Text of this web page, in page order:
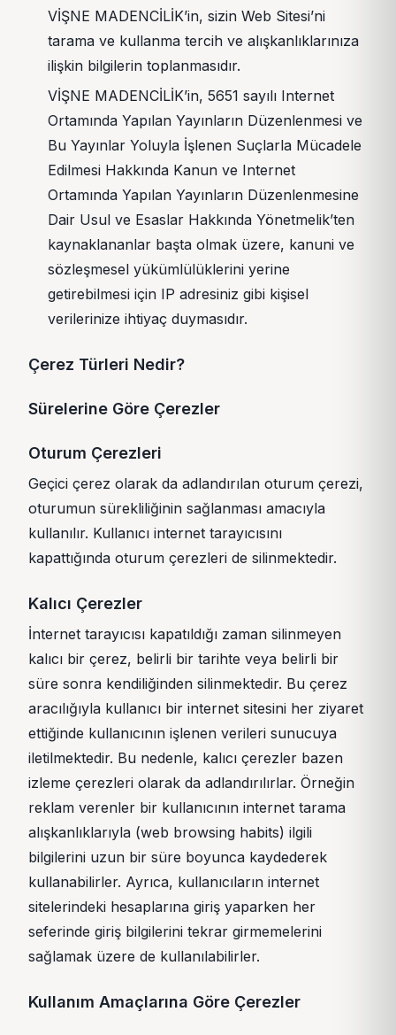
VİŞNE MADENCİLİK’in, sizin Web Sitesi’ni
tarama ve kullanma tercih ve alışkanlıklarınıza
ilişkin bilgilerin toplanmasıdır.
VİŞNE MADENCİLİK’in, 5651 sayılı Internet
Ortamında Yapılan Yayınların Düzenlenmesi ve
Bu Yayınlar Yoluyla İşlenen Suçlarla Mücadele
Edilmesi Hakkında Kanun ve Internet
Ortamında Yapılan Yayınların Düzenlenmesine
Dair Usul ve Esaslar Hakkında Yönetmelik’ten
kaynaklananlar başta olmak üzere, kanuni ve
sözleşmesel yükümlülüklerini yerine
getirebilmesi için IP adresiniz gibi kişisel
verilerinize ihtiyaç duymasıdır.
Çerez Türleri Nedir?
Sürelerine Göre Çerezler
Oturum Çerezleri
Geçici çerez olarak da adlandırılan oturum çerezi,
oturumun sürekliliğinin sağlanması amacıyla
kullanılır. Kullanıcı internet tarayıcısını
kapattığında oturum çerezleri de silinmektedir.
Kalıcı Çerezler
İnternet tarayıcısı kapatıldığı zaman silinmeyen
kalıcı bir çerez, belirli bir tarihte veya belirli bir
süre sonra kendiliğinden silinmektedir. Bu çerez
aracılığıyla kullanıcı bir internet sitesini her ziyaret
ettiğinde kullanıcının işlenen verileri sunucuya
iletilmektedir. Bu nedenle, kalıcı çerezler bazen
izleme çerezleri olarak da adlandırılırlar. Örneğin
reklam verenler bir kullanıcının internet tarama
alışkanlıklarıyla (web browsing habits) ilgili
bilgilerini uzun bir süre boyunca kaydederek
kullanabilirler. Ayrıca, kullanıcıların internet
sitelerindeki hesaplarına giriş yaparken her
seferinde giriş bilgilerini tekrar girmemelerini
sağlamak üzere de kullanılabilirler.
Kullanım Amaçlarına Göre Çerezler